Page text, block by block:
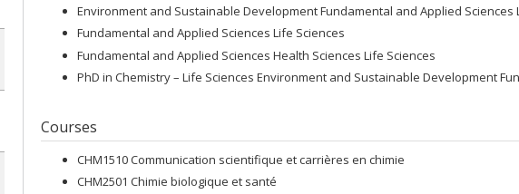
Environment and Sustainable Development Fundamental and Applied Sciences
Fundamental and Applied Sciences Life Sciences
Fundamental and Applied Sciences Health Sciences Life Sciences
PhD in Chemistry – Life Sciences Environment and Sustainable Development
Courses
CHM1510 Communication scientifique et carrières en chimie
CHM2501 Chimie biologique et santé